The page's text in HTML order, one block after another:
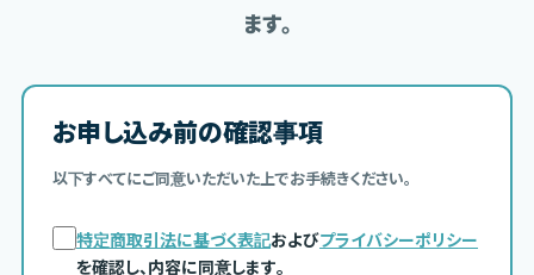
ます。
お申し込み前の確認事項
以下すべてにご同意いただいた上でお手続きください。
特定商取引法に基づく表記およびプライバシーポリシー
を確認し、内容に同意します。